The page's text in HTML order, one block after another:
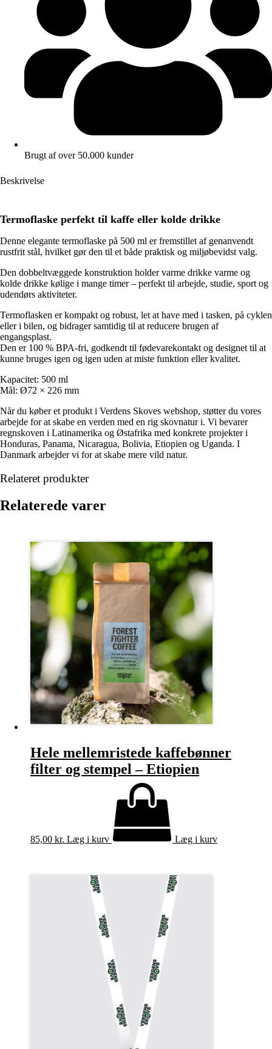
Brugt af over 50.000 kunder
Beskrivelse
Termoflaske perfekt til kaffe eller kolde drikke
Denne elegante termoflaske på 500 ml er fremstillet af genanvendt
rustfrit stål, hvilket gør den til et både praktisk og miljøbevidst valg.
Den dobbeltvæggede konstruktion holder varme drikke varme og
kolde drikke kølige i mange timer – perfekt til arbejde, studie, sport og
udendørs aktiviteter.
Termoflasken er kompakt og robust, let at have med i tasken, på cyklen
eller i bilen, og bidrager samtidig til at reducere brugen af
engangsplast.
Den er 100 % BPA-fri, godkendt til fødevarekontakt og designet til at
kunne bruges igen og igen uden at miste funktion eller kvalitet.
Kapacitet: 500 ml
Mål: Ø72 × 226 mm
Når du køber et produkt i Verdens Skoves webshop, støtter du vores
arbejde for at skabe en verden med en rig skovnatur i. Vi bevarer
regnskoven i Latinamerika og Østafrika med konkrete projekter i
Honduras, Panama, Nicaragua, Bolivia, Etiopien og Uganda. I
Danmark arbejder vi for at skabe mere vild natur.
Relateret produkter
Relaterede varer
Hele mellemristede kaffebønner
filter og stempel – Etiopien
85,00 kr. Læg i kurv Læg i kurv